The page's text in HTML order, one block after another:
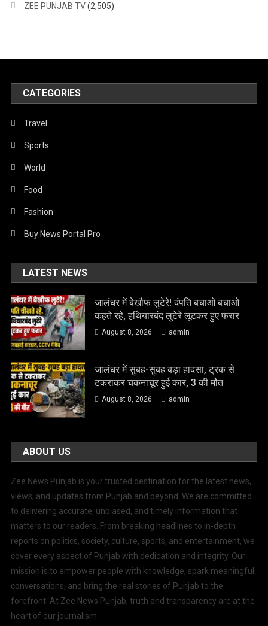
ZEE PUNJAB TV(2,505)
CATEGORIES
Travel
Sports
World
Food
Fashion
Buy News Portal Pro
LATEST NEWS
जालंधर में बेखौफ लुटेरे! दंपति बचाओ बचाओ
कहते रहे, हथियारबंद लुटेरे लूटकर हुए फरार
August 8, 2026 admin
जालंधर में सुबह-सुबह बड़ा हादसा, ट्रक से
टकराकर चकनाचूर हुई कार, 3 की मौत
August 8, 2026 admin
ABOUT US
Zee News Punjab is your trusted destination for the latest news,
views, and updates from Punjab and beyond. We are committed
to delivering accurate, unbiased, and timely information that
matters to our readers. From breaking headlines to in-depth
reports on politics, society, culture, sports, and entertainment, we
cover every aspect of Punjab with dedication and integrity. Our
mission is to empower people with knowledge, spark meaningful
conversations, and bring the real stories of Punjab to the
forefront. At Zee News Punjab, truth and transparency are at the
heart of our journalism.